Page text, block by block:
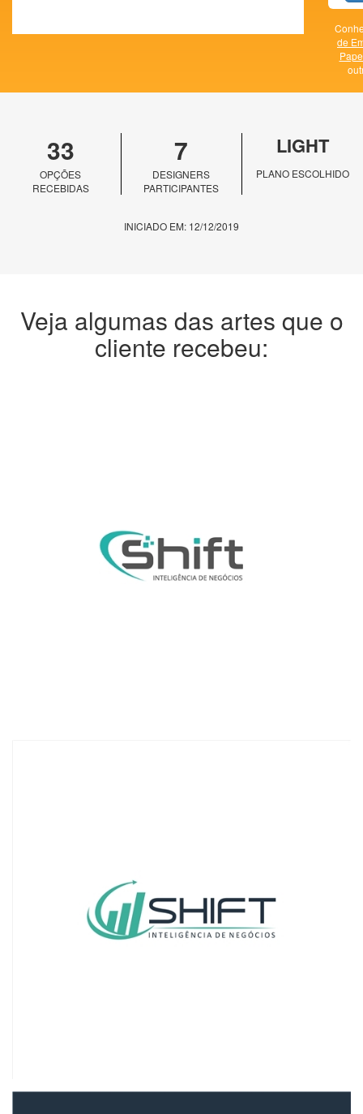
de
33
OPÇÕES
RECEBIDAS
7
DESIGNERS
PARTICIPANTES
LIGHT
PLANO ESCOLHIDO
INICIADO EM: 12/12/2019
Veja algumas das artes que o
cliente recebeu: